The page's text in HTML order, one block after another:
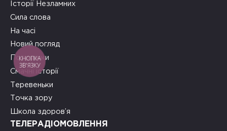
Історії Незламних
Сила слова
На часі
Новий погляд
Подружки
Смачні історії
Теревеньки
Точка зору
Школа здоров’я
ТЕЛЕРАДІОМОВЛЕННЯ
КНОПКА
ЗВ'ЯЗКУ